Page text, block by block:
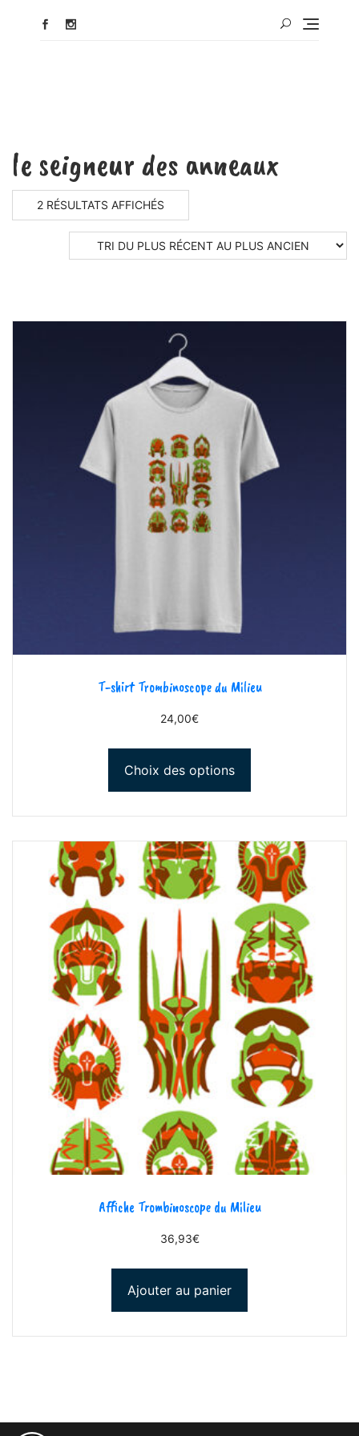
le seigneur des anneaux
2 RÉSULTATS AFFICHÉS
T-shirt Trombinoscope du Milieu
24,00€
Choix des options
Affiche Trombinoscope du Milieu
36,93€
Ajouter au panier